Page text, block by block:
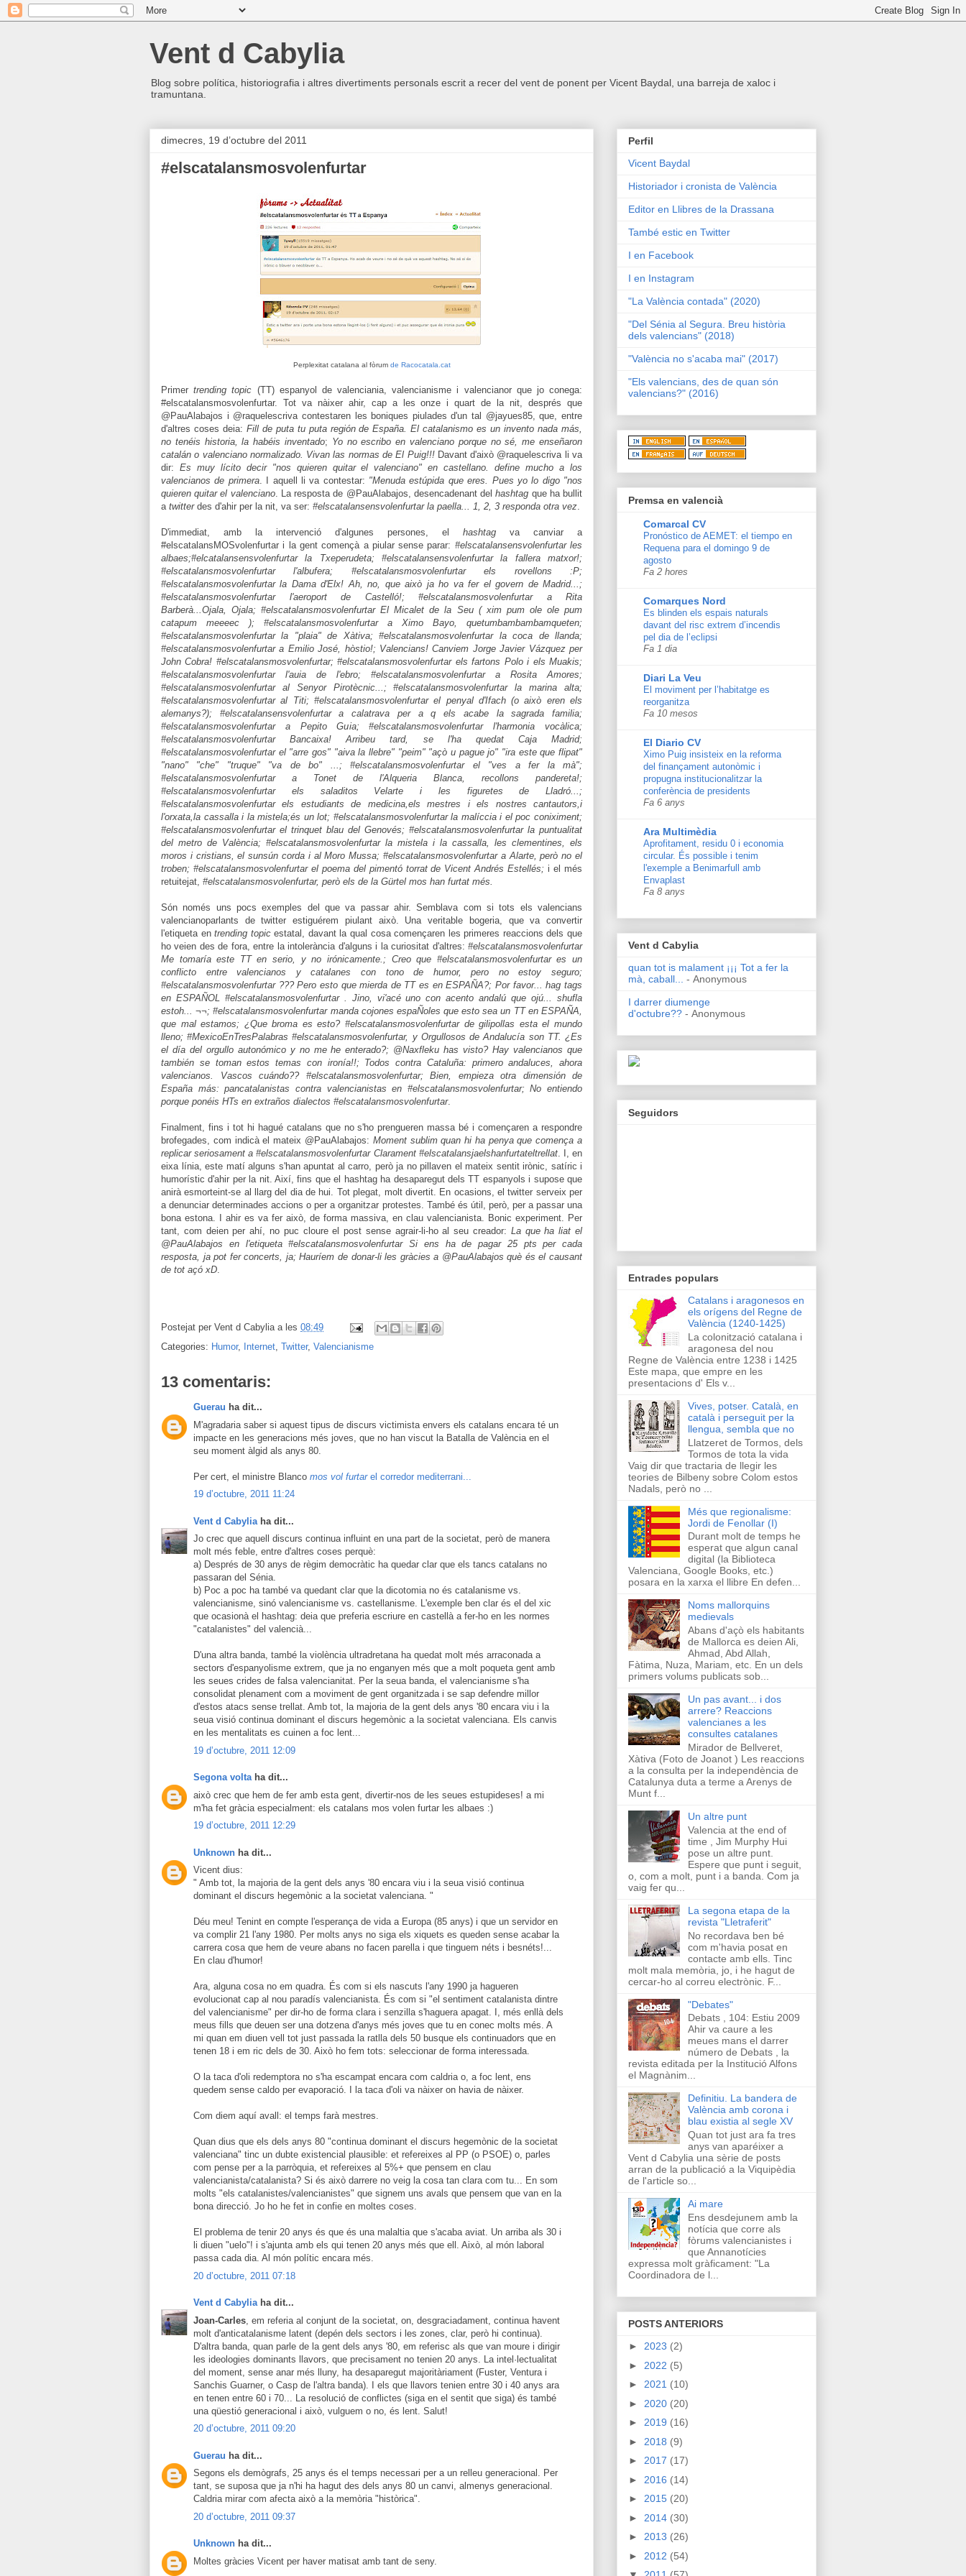
Vent d Cabylia
Blog sobre política, historiografia i altres divertiments personals escrit a recer del vent de ponent per Vicent Baydal, una barreja de xaloc i
tramuntana.
dimecres, 19 d’octubre del 2011
#elscatalansmosvolenfurtar
Perplexitat catalana al fòrum de Racocatala.cat
Primertrending topic (TT) espanyol de valenciania, valencianisme i valencianor que jo conega:
#elscatalansmosvolenfurtar. Tot va nàixer ahir, cap a les onze i quart de la nit, després que
@PauAlabajos i @raquelescriva contestaren les boniques piulades d'un tal @jayues85, que, entre
d'altres coses deia: Fill de puta tu puta región de España. El catalanismo es un invento nada más,
no tenéis historia, la habéis inventado; Yo no escribo en valenciano porque no sé, me enseñaron
catalán o valenciano normalizado. Vivan las normas de El Puig!!! Davant d'això @raquelescriva li va
dir: Es muy lícito decir "nos quieren quitar el valenciano" en castellano. define mucho a los
valencianos de primera. I aquell li va contestar: "Menuda estúpida que eres. Pues yo lo digo "nos
quieren quitar el valenciano. La resposta de @PauAlabajos, desencadenant delhashtag que ha bullit
a twitter des d'ahir per la nit, va ser: #elscatalansensvolenfurtar la paella... 1, 2, 3 responda otra vez.
D'immediat, amb la intervenció d'algunes persones, el hashtag va canviar a
#elscatalansMOSvolenfurtar i la gent començà a piular sense parar: #elscatalansensvolenfurtar les
albaes;#elcatalansensvolenfurtar la Txeperudeta; #elscatalansensvolenfurtar la fallera matxor!;
#elscatalansmosvolenfurtar l'albufera; #elscatalansmosvolenfurtar els rovellons :P;
#elscatalansmosvolenfurtar la Dama d'Elx! Ah, no, que això ja ho va fer el govern de Madrid...;
#elscatalansmosvolenfurtar l'aeroport de Castelló!; #elscatalansmosvolenfurtar a Rita
Barberà...Ojala, Ojala; #elscatalansmosvolenfurtar El Micalet de la Seu ( xim pum ole ole pum
catapum meeeec ); #elscatalansmosvolenfurtar a Ximo Bayo, quetumbambambamqueten;
#elscatalansmosvolenfurtar la "plaia" de Xàtiva; #elscatalansmosvolenfurtar la coca de llanda;
#elscatalansmosvolenfurtar a Emilio José, hòstio!; Valencians! Canviem Jorge Javier Vázquez per
John Cobra! #elscatalansmosvolenfurtar; #elscatalansmosvolenfurtar els fartons Polo i els Muakis;
#elscatalansmosvolenfurtar l'auia de l'ebro; #elscatalansmosvolenfurtar a Rosita Amores;
#elscatalansmosvolenfurtar al Senyor Pirotècnic...; #elscatalansmosvolenfurtar la marina alta;
#elscatalansmosvolenfurtar al Titi; #elscatalansmosvolenfurtar el penyal d'Ifach (o això eren els
alemanys?); #elscatalansensvolenfurtar a calatrava per a q els acabe la sagrada familia;
#elscatalansmosvolenfurtar a Pepito Guia; #elscatalansmosvolenfurtar l'harmonia vocàlica;
#elscatalansmosvolenfurtar Bancaixa! Arribeu tard, se l'ha quedat Caja Madrid;
#elscatalansmosvolenfurtar el "arre gos" "aiva la llebre" "peim" "açò u pague jo" "ira este que flipat"
"nano" "che" "truque" "va de bo" ...; #elscatalansmosvolenfurtar el "ves a fer la mà";
#elscatalansmosvolenfurtar a Tonet de l'Alqueria Blanca, recollons pandereta!;
#elscatalansmosvolenfurtar els saladitos Velarte i les figuretes de Lladró...;
#elscatalansmosvolenfurtar els estudiants de medicina,els mestres i els nostres cantautors,i
l'orxata,la cassalla i la mistela;és un lot; #elscatalansmosvolenfurtar la malíccia i el poc coniximent;
#elscatalansmosvolenfurtar el trinquet blau del Genovés; #elscatalansmosvolenfurtar la puntualitat
del metro de València; #elscatalansmosvolenfurtar la mistela i la cassalla, les clementines, els
moros i cristians, el sunsún corda i al Moro Mussa; #elscatalansmosvolenfurtar a Alarte, però no el
troben; #elscatalansmosvolenfurtar el poema del pimentó torrat de Vicent Andrés Estellés;i el més
retuitejat, #elscatalansmosvolenfurtar, però els de la Gürtel mos han furtat més.
Són només uns pocs exemples del que va passar ahir. Semblava com si tots els valencians
valencianoparlants de twitter estiguérem piulant això. Una veritable bogeria, que va convertir
l'etiqueta entrending topicestatal, davant la qual cosa començaren les primeres reaccions dels que
ho veien des de fora, entre la intolerància d'alguns i la curiositat d'altres: #elscatalansmosvolenfurtar
Me tomaría este TT en serio, y no irónicamente.; Creo que #elscatalansmosvolenfurtar es un
conflicto entre valencianos y catalanes con tono de humor, pero no estoy seguro;
#elscatalansmosvolenfurtar ??? Pero esto que mierda de TT es en ESPAÑA?; Por favor... hag tags
en ESPAÑOL #elscatalansmosvolenfurtar . Jino, vi'acé uno con acento andalú que ojú... shufla
estoh... ¬¬; #elscatalansmosvolenfurtar manda cojones espaÑoles que esto sea un TT en ESPAÑA,
que mal estamos; ¿Que broma es esto? #elscatalansmosvolenfurtar de gilipollas esta el mundo
lleno; #MexicoEnTresPalabras #elscatalansmosvolenfurtar, y Orgullosos de Andalucía son TT. ¿Es
el día del orgullo autonómico y no me he enterado?; @Naxfleku has visto? Hay valencianos que
también se toman estos temas con ironía!!; Todos contra Cataluña: primero andaluces, ahora
valencianos. Vascos cuándo?? #elscatalansmosvolenfurtar; Bien, empieza otra dimensión de
España más: pancatalanistas contra valencianistas en #elscatalansmosvolenfurtar; No entiendo
porque ponéis HTs en extraños dialectos #elscatalansmosvolenfurtar.
Finalment, fins i tot hi hagué catalans que no s'ho prengueren massa bé i començaren a respondre
brofegades, com indicà el mateix @PauAlabajos: Moment sublim quan hi ha penya que comença a
replicar seriosament a #elscatalansmosvolenfurtar Clarament #elscatalansjaelshanfurtateltrellat. I, en
eixa línia, este matí alguns s'han apuntat al carro, però ja no pillaven el mateix sentit irònic, satíric i
humorístic d'ahir per la nit. Així, fins que el hashtag ha desaparegut dels TT espanyols i supose que
anirà esmorteint-se al llarg del dia de hui. Tot plegat, molt divertit. En ocasions, el twitter serveix per
a denunciar determinades accions o per a organitzar protestes. També és útil, però, per a passar una
bona estona. I ahir es va fer això, de forma massiva, en clau valencianista. Bonic experiment. Per
tant, com deien per ahí, no puc cloure el post sense agrair-li-ho al seu creador: La que ha liat el
@PauAlabajos en l'etiqueta #elscatalansmosvolenfurtar Si ens ha de pagar 25 pts per cada
resposta, ja pot fer concerts, ja; Hauríem de donar-li les gràcies a @PauAlabajos què és el causant
de tot açó xD.
Postejat per Vent d Cabylia a les 08:49
Categories: Humor, Internet, Twitter, Valencianisme
13 comentaris:
Guerau ha dit...
M'agradaria saber si aquest tipus de discurs victimista envers els catalans encara té un
impacte en les generacions més joves, que no han viscut la Batalla de València en el
seu moment àlgid als anys 80.
Per cert, el ministre Blanco mos vol furtarel corredor mediterrani...
19 d’octubre, 2011 11:24
Vent d Cabylia ha dit...
Jo crec que aquell discurs continua influint en una part de la societat, però de manera
molt més feble, entre d'altres coses perquè:
a) Després de 30 anys de règim democràtic ha quedar clar que els tancs catalans no
passaran del Sénia.
b) Poc a poc ha també va quedant clar que la dicotomia no és catalanisme vs.
valencianisme, sinó valencianisme vs. castellanisme. L'exemple ben clar és el del xic
que ocasionà el hashtag: deia que preferia escriure en castellà a fer-ho en les normes
"catalanistes" del valencià...
D'una altra banda, també la violència ultradretana ha quedat molt més arraconada a
sectors d'espanyolisme extrem, que ja no enganyen més que a molt poqueta gent amb
les seues crides de falsa valencianitat. Per la seua banda, el valencianisme s'ha
consolidat plenament com a moviment de gent organitzada i se sap defendre millor
d'estos atacs sense trellat. Amb tot, la majoria de la gent dels anys '80 encara viu i la
seua visió continua dominant el discurs hegemònic a la societat valenciana. Els canvis
en les mentalitats es cuinen a foc lent...
19 d’octubre, 2011 12:09
Segona voltaha dit...
això crec que hem de fer amb esta gent, divertir-nos de les seues estupideses! a mi
m'ha fet gràcia especialment: els catalans mos volen furtar les albaes :)
19 d’octubre, 2011 12:29
Unknown ha dit...
Vicent dius:
" Amb tot, la majoria de la gent dels anys '80 encara viu i la seua visió continua
dominant el discurs hegemònic a la societat valenciana. "
Déu meu! Tenint en compte l'esperança de vida a Europa (85 anys) i que un servidor en
va complir 21 l'any 1980. Per molts anys no siga els xiquets es queden sense acabar la
carrera cosa que hem de veure abans no facen parella i que tinguem néts i besnéts!...
En clau d'humor!
Ara, alguna cosa no em quadra. És com si els nascuts l'any 1990 ja hagueren
evolucionat cap al nou paradís valencianista. És com si "el sentiment catalanista dintre
del valencianisme" per dir-ho de forma clara i senzilla s'haguera apagat. I, més enllà dels
meus fills que deuen ser una dotzena d'anys més joves que tu en conec molts més. A
mi quan em diuen vell tot just passada la ratlla dels 50 busque els continuadors que en
tenen 18 i em ric dels de 30. Això ho fem tots: seleccionar de forma interessada.
O la taca d'oli redemptora no s'ha escampat encara com caldria o, a foc lent, ens
quedem sense caldo per evaporació. I la taca d'oli va nàixer on havia de nàixer.
Com diem aquí avall: el temps farà mestres.
Quan dius que els dels anys 80 "continua dominant el discurs hegemònic de la societat
valenciana" tinc un dubte existencial plausible: et refereixes al PP (o PSOE) o, parles
com pense per a la parròquia, et refereixes al 5%+ que pensem en clau
valencianista/catalanista? Si és això darrere no veig la cosa tan clara com tu... En som
molts "els catalanistes/valencianistes" que signem uns avals que pensem que van en la
bona direcció. Jo ho he fet in confie en moltes coses.
El problema de tenir 20 anys és que és una malaltia que s'acaba aviat. Un arriba als 30 i
li diuen "uelo"! i s'ajunta amb els qui tenen 20 anys més que ell. Això, al món laboral
passa cada dia. Al món polític encara més.
20 d’octubre, 2011 07:18
Vent d Cabyliaha dit...
Joan-Carles , em referia al conjunt de la societat, on, desgraciadament, continua havent
molt d'anticatalanisme latent (depén dels sectors i les zones, clar, però hi continua).
D'altra banda, quan parle de la gent dels anys '80, em referisc als que van moure i dirigir
les ideologies dominants llavors, que precisament no tenien 20 anys. La intel·lectualitat
del moment, sense anar més lluny, ha desaparegut majoritàriament (Fuster, Ventura i
Sanchis Guarner, o Casp de l'altra banda). I els que llavors tenien entre 30 i 40 anys ara
en tenen entre 60 i 70... La resolució de conflictes (siga en el sentit que siga) és també
una qüestió generacional i això, vulguem o no, és lent. Salut!
20 d’octubre, 2011 09:20
Guerau ha dit...
Segons els demògrafs, 25 anys és el temps necessari per a un relleu generacional. Per
tant, se suposa que ja n'hi ha hagut des dels anys 80 un canvi, almenys generacional.
Caldria mirar com afecta això a la memòria "històrica".
20 d’octubre, 2011 09:37
Unknown ha dit...
Moltes gràcies Vicent per haver matisat amb tant de seny.
Perfil
Vicent Baydal
Historiador i cronista de València
Editor en Llibres de la Drassana
També estic en Twitter
I en Facebook
I en Instagram
"La València contada" (2020)
"Del Sénia al Segura. Breu història
dels valencians" (2018)
"València no s'acaba mai" (2017)
"Els valencians, des de quan són
valencians?" (2016)
Premsa en valencià
Comarcal CV
Pronóstico de AEMET: el tiempo en
Requena para el domingo 9 de
agosto
Fa 2 hores
Comarques Nord
Es blinden els espais naturals
davant del risc extrem d’incendis
pel dia de l’eclipsi
Fa 1 dia
Diari La Veu
El moviment per l’habitatge es
reorganitza
Fa 10 mesos
El Diario CV
Ximo Puig insisteix en la reforma
del finançament autonòmic i
propugna institucionalitzar la
conferència de presidents
Fa 6 anys
Ara Multimèdia
Aprofitament, residu 0 i economia
circular. És possible i tenim
l'exemple a Benimarfull amb
Envaplast
Fa 8 anys
Vent d Cabylia
quan tot is malament ¡¡¡ Tot a fer la
mà, caball...
- Anonymous
I darrer diumenge
d'octubre?? - Anonymous
Seguidors
Entrades populars
Catalans i aragonesos en
els orígens del Regne de
València (1240-1425)
La colonització catalana i
aragonesa del nou
Regne de València entre 1238 i 1425
Este mapa, que empre en les
presentacions d' Els v...
Vives, potser. Català, en
català i perseguit per la
llengua, sembla que no
Llatzeret de Tormos, dels
Tormos de tota la vida
Vaig dir que tractaria de llegir les
teories de Bilbeny sobre Colom estos
Nadals, però no ...
Més que regionalisme:
Jordi de Fenollar (I)
Durant molt de temps he
esperat que algun canal
digital (la Biblioteca
Valenciana, Google Books, etc.)
posara en la xarxa el llibre En defen...
Noms mallorquins
medievals
Abans d'açò els habitants
de Mallorca es deien Ali,
Ahmad, Abd Allah,
Fàtima, Nuza, Mariam, etc. En un dels
primers volums publicats sob...
Un pas avant... i dos
arrere? Reaccions
valencianes a les
consultes catalanes
Mirador de Bellveret,
Xàtiva (Foto de Joanot ) Les reaccions
a la consulta per la independència de
Catalunya duta a terme a Arenys de
Munt f...
Un altre punt
Valencia at the end of
time , Jim Murphy Hui
pose un altre punt.
Espere que punt i seguit,
o, com a molt, punt i a banda. Com ja
vaig fer qu...
La segona etapa de la
revista "Lletraferit"
No recordava ben bé
com m'havia posat en
contacte amb ells. Tinc
molt mala memòria, jo, i he hagut de
cercar-ho al correu electrònic. F...
"Debates"
Debats , 104: Estiu 2009
Ahir va caure a les
meues mans el darrer
número de Debats , la
revista editada per la Institució Alfons
el Magnànim...
Definitiu. La bandera de
València amb corona i
blau existia al segle XV
Quan tot just ara fa tres
anys van aparéixer a
Vent d Cabylia una sèrie de posts
arran de la publicació a la Viquipèdia
de l'article so...
Ai mare
Ens desdejunem amb la
notícia que corre als
fòrums valencianistes i
que Annanotícies
expressa molt gràficament: "La
Coordinadora de l...
POSTS ANTERIORS
► 2023 (2)
► 2022 (5)
► 2021 (10)
► 2020 (20)
► 2019 (16)
► 2018 (9)
► 2017 (17)
► 2016 (14)
► 2015 (20)
► 2014 (30)
► 2013 (26)
► 2012 (54)